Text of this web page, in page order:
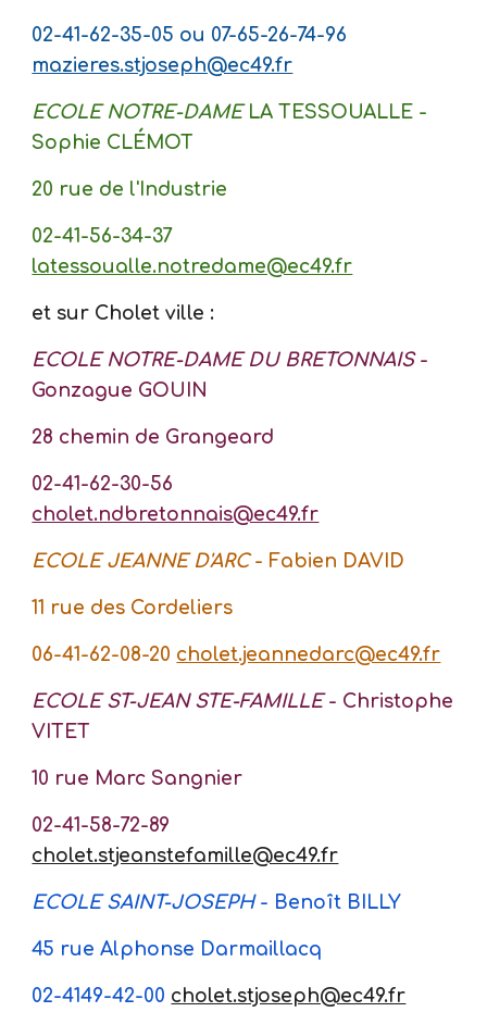
02-41-62-35-05 ou 07-65-26-74-96
mazieres.stjoseph@ec49.fr
ECOLE NOTRE-DAMELA TESSOUALLE -
Sophie CLÉMOT
20 rue de l'Industrie
02-41-56-34-37
latessoualle.notredame@ec49.fr
et sur Cholet ville :
ECOLE NOTRE-DAME DU BRETONNAIS-
Gonzague GOUIN
28 chemin de Grangeard
02-41-62-30-56
cholet.ndbretonnais@ec49.fr
ECOLE JEANNE D'ARC- Fabien DAVID
11 rue des Cordeliers
06-41-62-08-20 cholet.jeannedarc@ec49.fr
ECOLE ST-JEAN STE-FAMILLE- Christophe
VITET
10 rue Marc Sangnier
02-41-58-72-89
cholet.stjeanstefamille@ec49.fr
ECOLE SAINT-JOSEPH - Benoît BILLY
45 rue Alphonse Darmaillacq
02-4149-42-00 cholet.stjoseph@ec49.fr